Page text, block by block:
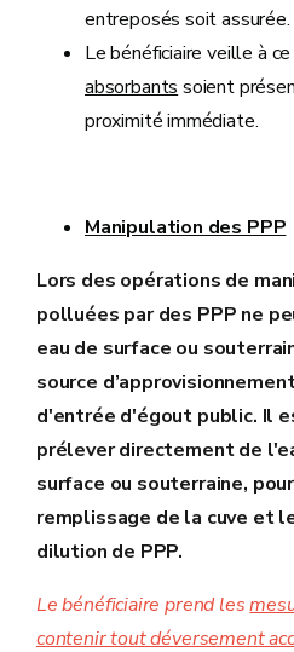
entreposés soit assurée.
Le bénéficiaire veille à
absorbants soient
proximité immédiate.
Manipulation des PPP
Lors des opérations de
polluées par des PPP ne
eau de surface ou
source
d'entrée d'égout public. Il
prélever directement de
surface ou souterraine,
remplissage de la cuve et
dilution de PPP.
Le bénéficiaire prend les
contenir tout déversement